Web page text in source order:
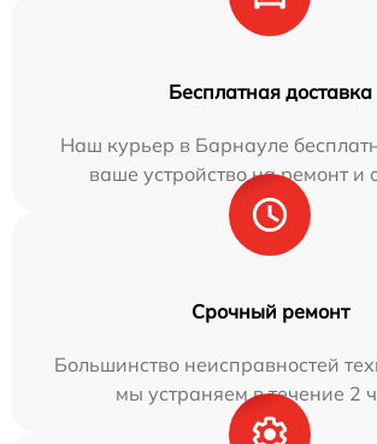
Бесплатная доставка
Наш курьер в Барнауле
ваше устройство на ремонт и
Срочный ремонт
Большинство неисправностей
мы устраняем в течение 2